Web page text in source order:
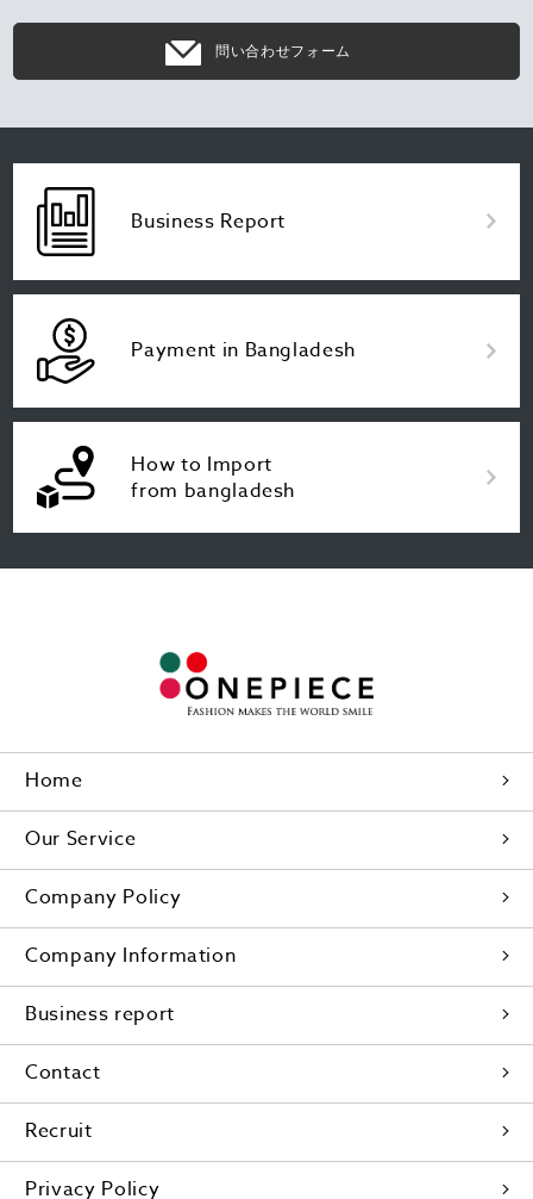
問い合わせフォーム
Business Report
Payment in Bangladesh
How to Import
from bangladesh
Home
Our Service
Company Policy
Company Information
Business report
Contact
Recruit
Privacy Policy